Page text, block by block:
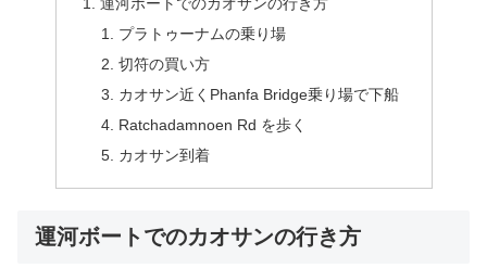
運河ボートでのカオサンの行き方
プラトゥーナムの乗り場
切符の買い方
カオサン近くPhanfa Bridge乗り場で下船
Ratchadamnoen Rd を歩く
カオサン到着
運河ボートでのカオサンの行き方